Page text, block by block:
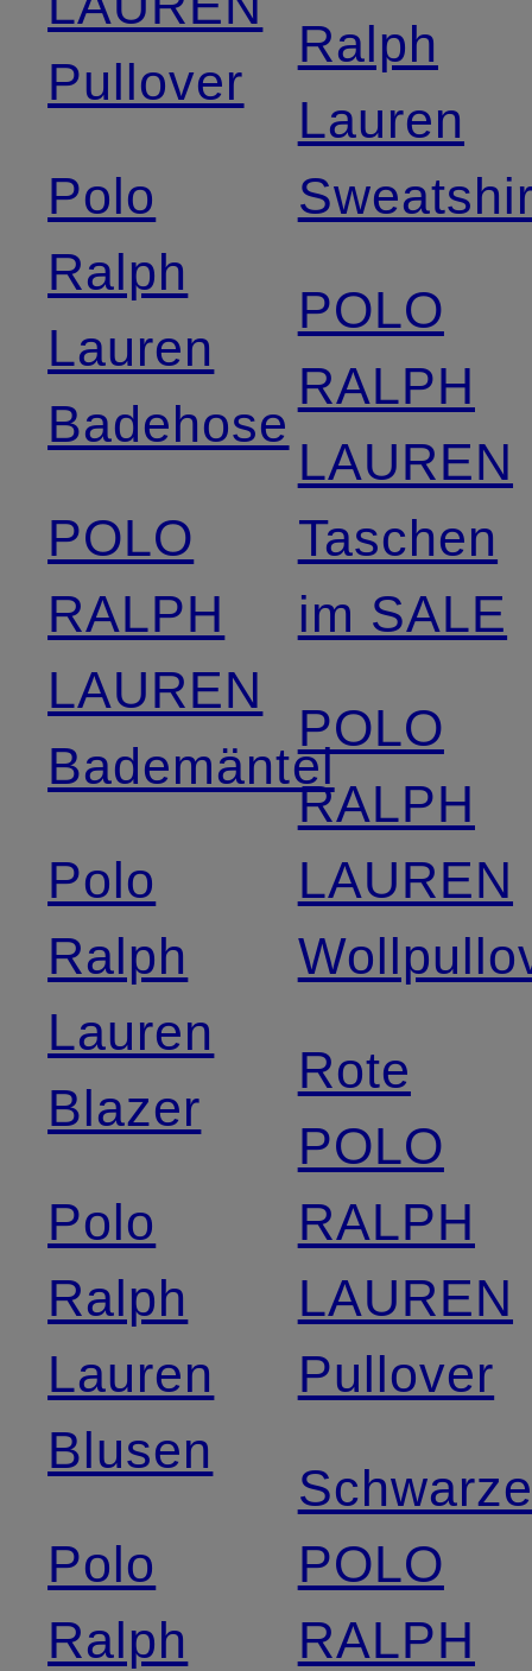
Pullover
Polo
Ralph
Lauren
Badehose
POLO
RALPH
LAUREN
Bademäntel
Polo
Ralph
Lauren
Blazer
Polo
Ralph
Lauren
Blusen
Polo
Ralph
Ralph
Lauren
POLO
RALPH
LAUREN
Taschen
im SALE
POLO
RALPH
LAUREN
Rote
POLO
RALPH
LAUREN
Pullover
POLO
RALPH